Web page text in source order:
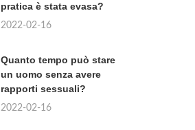
pratica è stata evasa?
2022-02-16
Quanto tempo può stare
un uomo senza avere
rapporti sessuali?
2022-02-16